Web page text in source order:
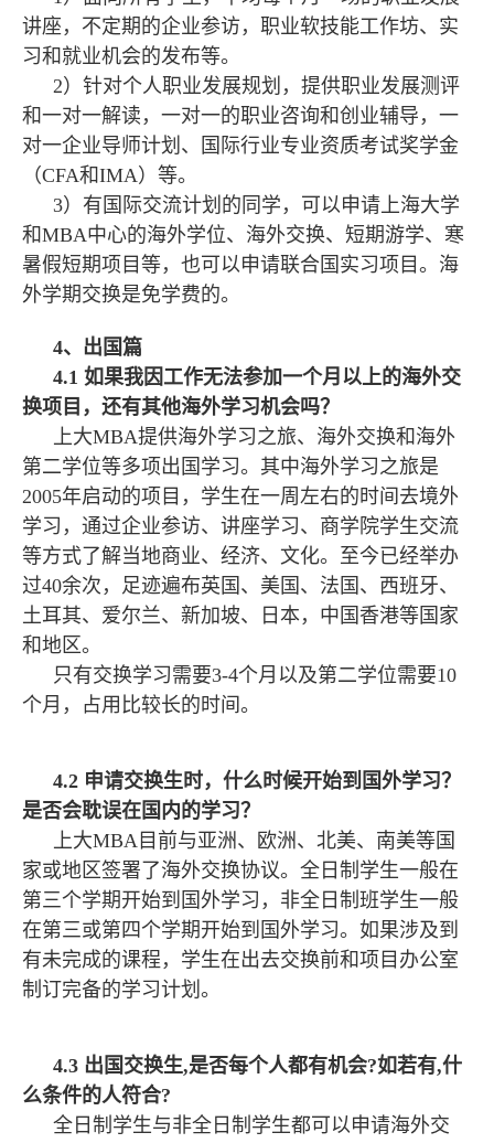
讲座，不定期的企业参访，职业软技能工作坊、实
习和就业机会的发布等。
2）针对个人职业发展规划，提供职业发展测评
和一对一解读，一对一的职业咨询和创业辅导，一
对一企业导师计划、国际行业专业资质考试奖学金
（CFA和IMA）等。
3）有国际交流计划的同学，可以申请上海大学
和MBA中心的海外学位、海外交换、短期游学、寒
暑假短期项目等，也可以申请联合国实习项目。海
外学期交换是免学费的。
4、出国篇
4.1 如果我因工作无法参加一个月以上的海外交
换项目，还有其他海外学习机会吗？
上大MBA提供海外学习之旅、海外交换和海外
第二学位等多项出国学习。其中海外学习之旅是
2005年启动的项目，学生在一周左右的时间去境外
学习，通过企业参访、讲座学习、商学院学生交流
等方式了解当地商业、经济、文化。至今已经举办
过40余次，足迹遍布英国、美国、法国、西班牙、
土耳其、爱尔兰、新加坡、日本，中国香港等国家
和地区。
只有交换学习需要3-4个月以及第二学位需要10
个月，占用比较长的时间。
4.2 申请交换生时，什么时候开始到国外学习？
是否会耽误在国内的学习？
上大MBA目前与亚洲、欧洲、北美、南美等国
家或地区签署了海外交换协议。全日制学生一般在
第三个学期开始到国外学习，非全日制班学生一般
在第三或第四个学期开始到国外学习。如果涉及到
有未完成的课程，学生在出去交换前和项目办公室
制订完备的学习计划。
4.3 出国交换生,是否每个人都有机会?如若有,什
么条件的人符合?
全日制学生与非全日制学生都可以申请海外交